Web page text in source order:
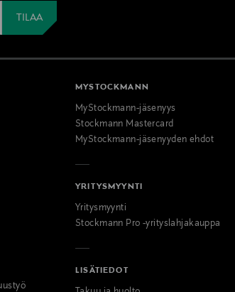
MYSTOCKMANN
MyStockmann-jäsenyys
Stockmann Mastercard
MyStockmann-jäsenyyden ehdot
YRITYSMYYNTI
Yritysmyynti
Stockmann Pro -yrityslahjakauppa
LISÄTIEDOT